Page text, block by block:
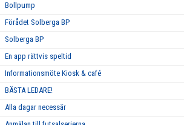
Bollpump
Förådet Solberga BP
Solberga BP
En app rättvis speltid
Informationsmöte Kiosk & café
BÄSTA LEDARE!
Alla dagar necessär